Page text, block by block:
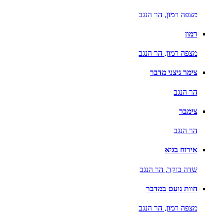
מצפה רמון, הר הנגב
רמון
מצפה רמון, הר הנגב
צימר ניצני מדבר
הר הנגב
צימבר
הר הנגב
אירוח בגיא
שדה בוקר, הר הנגב
חוות נועם במדבר
מצפה רמון, הר הנגב